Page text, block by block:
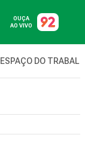
OUÇA
AO VIVO
ESPAÇO DO